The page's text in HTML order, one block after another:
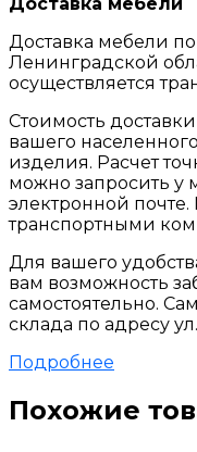
Доставка мебели
Ленинградской
осуществляется
Стоимость
вашего
изделия. Расчет
можно запросить у
электронной
транспортными
Для вашего
вам возможность
самостоятельно.
склада по адресу
Подробнее
Похожие